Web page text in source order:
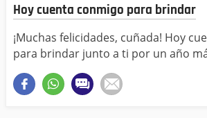
Hoy cuenta conmigo para brindar
¡Muchas felicidades, cuñada! Hoy
para brindar junto a ti por un año